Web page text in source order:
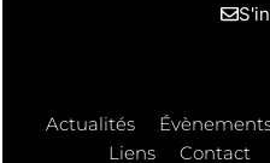
Actualités
Liens
Contact